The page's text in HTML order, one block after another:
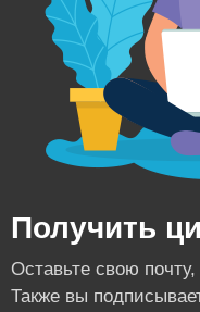
Получить
Оставьте свою
Также вы